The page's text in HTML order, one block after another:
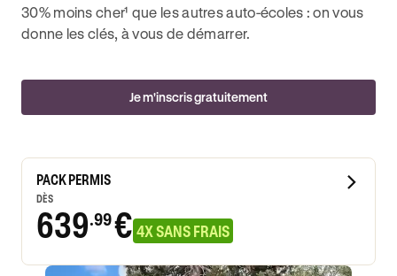
30% moins cher¹ que les autres auto-écoles : on vous
donne les clés, à vous de démarrer.
Je m'inscris gratuitement
PACK PERMIS
DÈS
639.99€ 4X SANS FRAIS